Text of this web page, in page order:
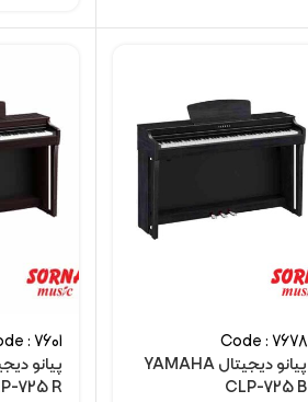
Code : 7678
پیانو دیجیتال YAMAHA
CLP-725 B
: 7601
725 R